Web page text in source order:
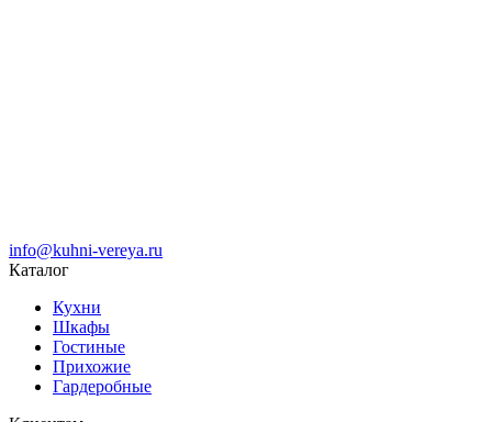
info@kuhni-vereya.ru
Каталог
Кухни
Шкафы
Гостиные
Прихожие
Гардеробные